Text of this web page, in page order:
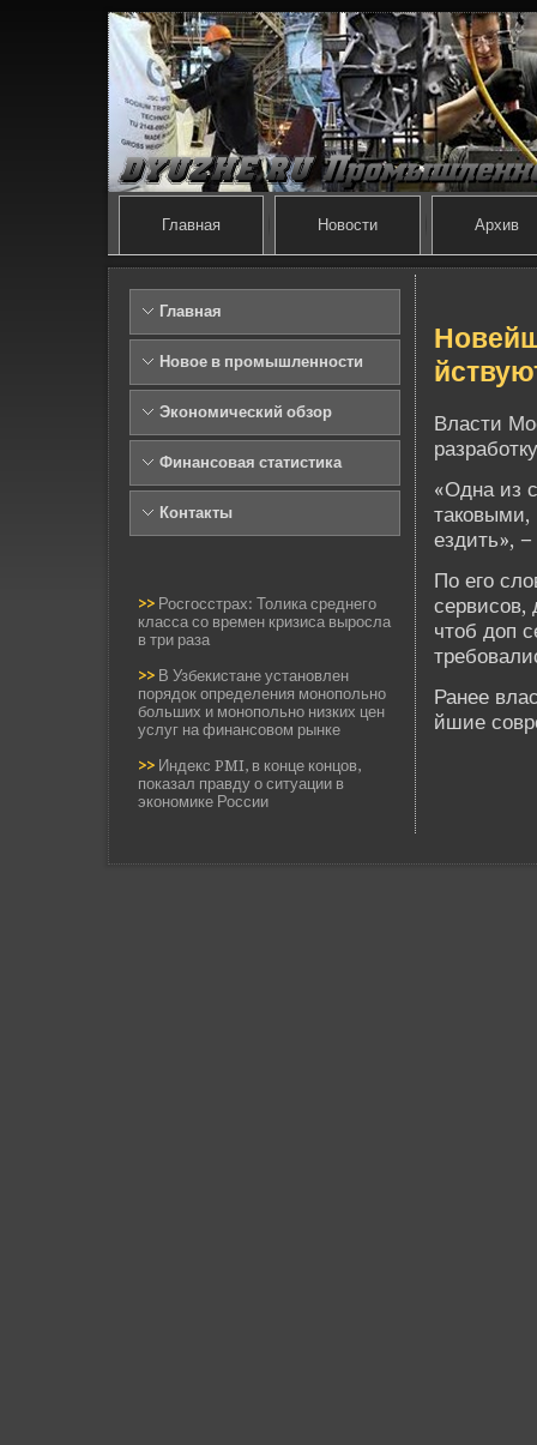
Главная Новости Архив
Главная
Новое в промышленности
Экономический обзор
Финансовая статистика
Контакты
>> Росгосстрах: Толика среднего
класса со времен кризиса выросла
в три раза
>> В Узбекистане установлен
порядок определения монопольно
больших и монопольно низких цен
услуг на финансовом рынке
>> Индекс PMI, в конце концов,
показал правду о ситуации в
экономике России
Власти
«Одна из
таковыми,
ездить»,
По его
сервисов,
чтоб доп
Ранее
йшие